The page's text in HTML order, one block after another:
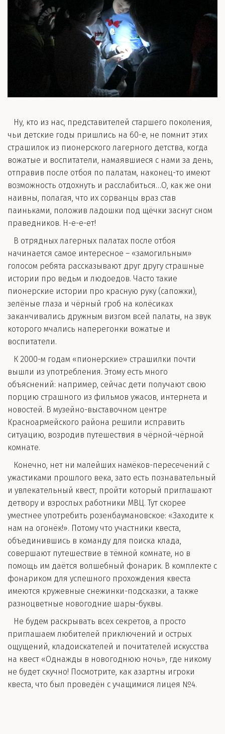
Ну, кто из нас, представителей старшего поколения,
чьи детские годы пришлись на 60-е, не помнит этих
страшилок из пионерского лагерного детства, когда
вожатые и воспитатели, намаявшиеся с нами за день,
отправив после отбоя по палатам, наконец-то имеют
возможность отдохнуть и расслабиться…О, как же они
наивны, полагая, что их сорванцы враз став
паиньками, положив ладошки под щёчки заснут сном
праведников. Н-е-е-ет!
В отрядных лагерных палатах после отбоя
начинается самое интересное – «замогильным»
голосом ребята рассказывают друг другу страшные
истории про ведьм и людоедов. Часто такие
пионерские истории про красную руку (сапожки),
зелёные глаза и чёрный гроб на колёсиках
заканчивались дружным визгом всей палаты, на звук
которого мчались наперегонки вожатые и
воспитатели.
К 2000-м годам «пионерские» страшилки почти
вышли из употребления. Этому есть много
объяснений: например, сейчас дети получают свою
порцию страшного из фильмов ужасов, интернета и
новостей. В музейно-выставочном центре
Красноармейского района решили исправить
ситуацию, возродив путешествия в чёрной-чёрной
комнате.
Конечно, нет ни малейших намёков-пересечений с
ужастиками прошлого века, зато есть познавательный
и увлекательный квест, пройти который приглашают
детвору и взрослых работники МВЦ. Тут скорее
уместнее употребить розенбаумановское: «Заходите к
нам на огонёк!». Потому что участники квеста,
объединившись в команду для поиска клада,
совершают путешествие в тёмной комнате, но в
помощь им даётся волшебный фонарик. В комплекте с
фонариком для успешного прохождения квеста
имеются кружевные снежинки-подсказки, а также
разноцветные новогодние шары-буквы.
Не будем раскрывать всех секретов, а просто
приглашаем любителей приключений и острых
ощущений, кладоискателей и почитателей искусства
на квест «Однажды в новогоднюю ночь», где никому
не будет скучно! Посмотрите, как азартны игроки
квеста, что был проведён с учащимися лицея №4.